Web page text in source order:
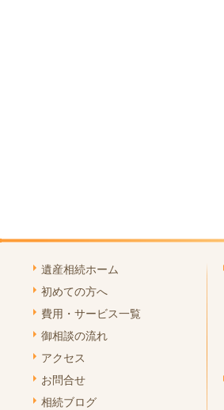
遺産相続ホーム
初めての方へ
費用・サービス一覧
御相談の流れ
アクセス
お問合せ
相続ブログ